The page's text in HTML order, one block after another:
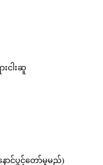
ငါးဆူ
ောင်ပွင့်တော်မှုမည်)